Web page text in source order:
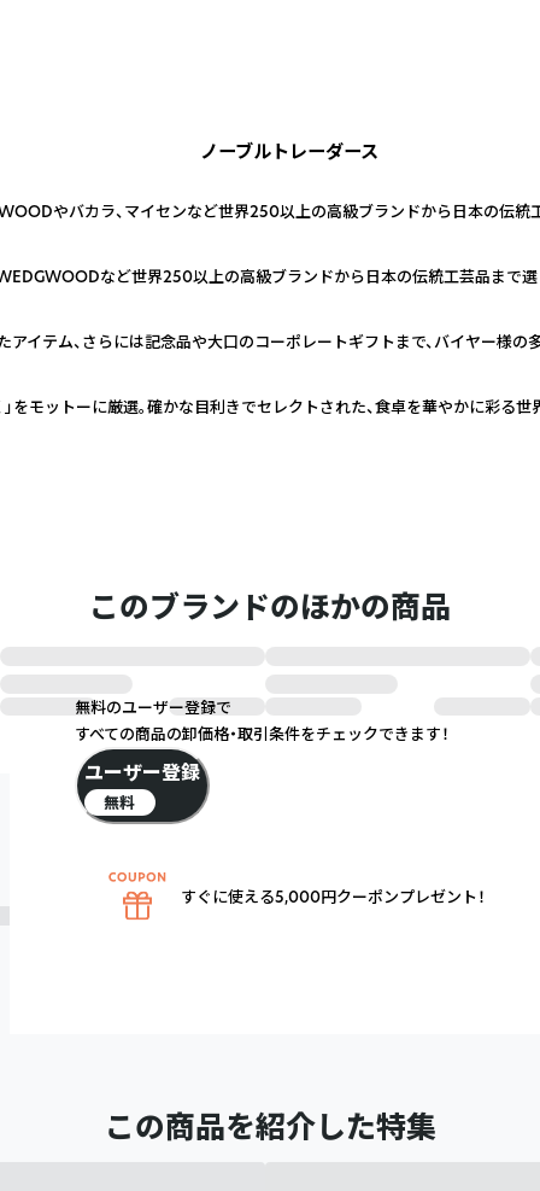
ノーブルトレーダース
やバカラ、マイセンなど世界250以上の高級ブランドから日本の伝統
など世界250以上の高級ブランドから日本の伝統工芸品まで選
イテム、さらには記念品や大口のコーポレートギフトまで、バイヤー様の
をモットーに厳選。確かな目利きでセレクトされた、食卓を華やかに彩る
このブランドのほかの商品
この商品を紹介した特集
無料のユーザー登録で
すべての商品の卸価格・取引条件をチェックできます！
ユーザー登録
無料
すぐに使える5,000円クーポンプレゼント！